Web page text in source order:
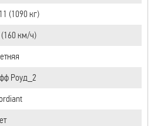
(1090 кг)
(160 км/ч)
Роуд_2